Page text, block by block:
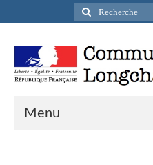
Rechercher
:
Menu